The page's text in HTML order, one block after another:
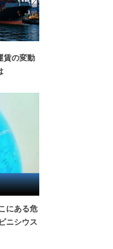
賃の変動
にある危
ニシウス